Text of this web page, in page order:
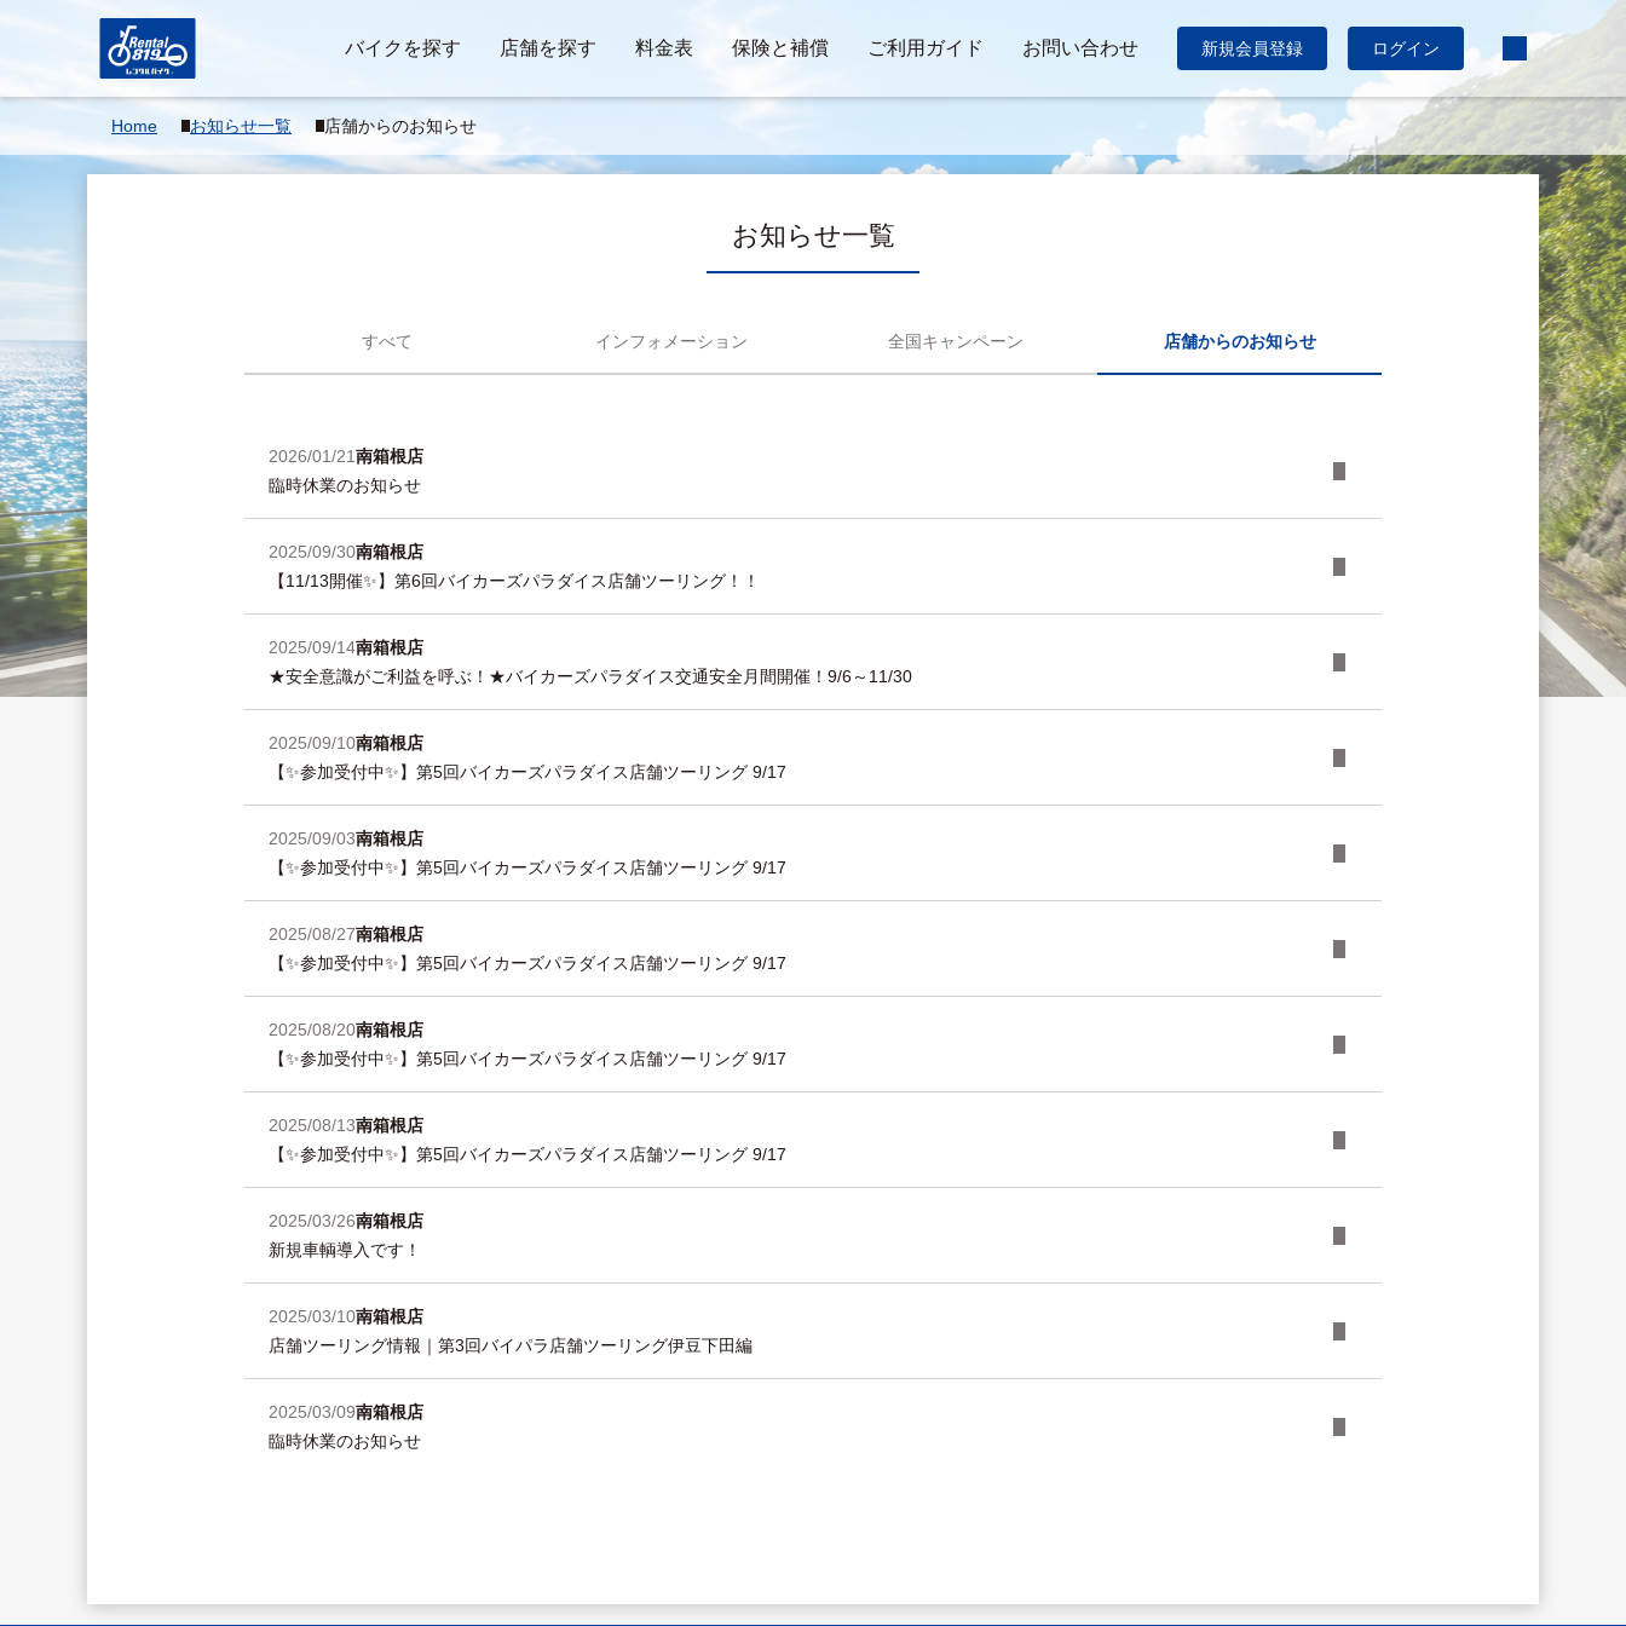
バイクを探す 店舗を探す 料金表 保険と補償 ご利用ガイド お問い合わせ 新規会員登録 ログイン
Home お知らせ一覧 店舗からのお知らせ
お知らせ一覧
すべて インフォメーション 全国キャンペーン 店舗からのお知らせ
2026/01/21南箱根店
臨時休業のお知らせ
2025/09/30南箱根店
【11/13開催✨】第6回バイカーズパラダイス店舗ツーリング！！
2025/09/14南箱根店
★安全意識がご利益を呼ぶ！★バイカーズパラダイス交通安全月間開催！9/6～11/30
2025/09/10南箱根店
【✨参加受付中✨】第5回バイカーズパラダイス店舗ツーリング 9/17
2025/09/03南箱根店
【✨参加受付中✨】第5回バイカーズパラダイス店舗ツーリング 9/17
2025/08/27南箱根店
【✨参加受付中✨】第5回バイカーズパラダイス店舗ツーリング 9/17
2025/08/20南箱根店
【✨参加受付中✨】第5回バイカーズパラダイス店舗ツーリング 9/17
2025/08/13南箱根店
【✨参加受付中✨】第5回バイカーズパラダイス店舗ツーリング 9/17
2025/03/26南箱根店
新規車輌導入です！
2025/03/10南箱根店
店舗ツーリング情報｜第3回バイパラ店舗ツーリング伊豆下田編
2025/03/09南箱根店
臨時休業のお知らせ